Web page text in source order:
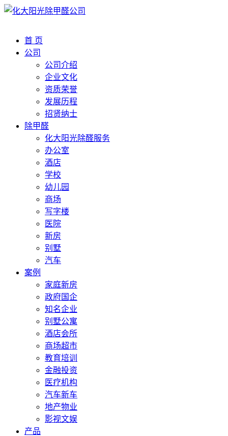
首 页
公司
公司介绍
企业文化
资质荣誉
发展历程
招贤纳士
除甲醛
化大阳光除醛服务
办公室
酒店
学校
幼儿园
商场
写字楼
医院
新房
别墅
汽车
案例
家庭新房
政府国企
知名企业
别墅公寓
酒店会所
商场超市
教育培训
金融投资
医疗机构
汽车新车
地产物业
影视文娱
产品